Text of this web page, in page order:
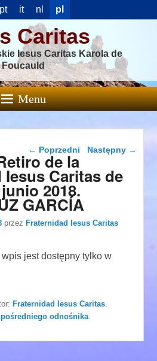
pt it nl pl
Caritas
Iesus Caritas Karola de
Foucauld
Menu
Nawigacja wpisu
← Poprzedni Następny →
de la
Caritas de
2018.
GARCÍA
przezFraternidad Iesus Caritas
jest dostępny tylko w
Fraternidad Iesus Caritas
odnośnika